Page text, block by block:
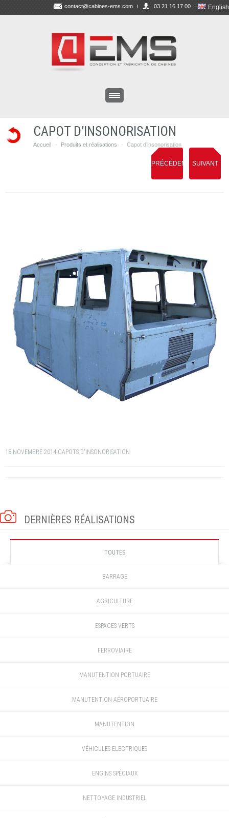
English
contact@cabines-ems.com 03 21 16 17 00
CAPOT D’INSONORISATION
Accueil · Produits et réalisations · Capot d’insonorisation
PRÉCÉDENT SUIVANT
18 NOVEMBRE 2014 CAPOTS D'INSONORISATION
DERNIÈRES RÉALISATIONS
TOUTES
BARRAGE
AGRICULTURE
ESPACES VERTS
FERROVIAIRE
MANUTENTION PORTUAIRE
MANUTENTION AÉROPORTUAIRE
MANUTENTION
VÉHICULES ELECTRIQUES
ENGINS SPÉCIAUX
NETTOYAGE INDUSTRIEL